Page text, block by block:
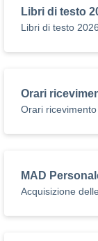
Libri di testo
Libri di testo
Orari
Orari
MAD
Acquisizione